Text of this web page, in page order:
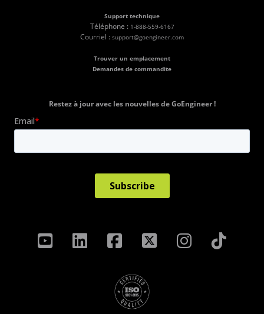
Support technique
Téléphone : 1-888-559-6167
Courriel : support@goengineer.com
Trouver un emplacement
Demandes de commandite
Restez à jour avec les nouvelles de GoEngineer !